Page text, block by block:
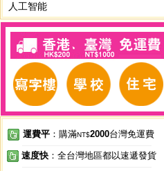
人工智能
運費平 ：購滿NT$2000台灣免運費
速度快 ：全台灣地區都以速遞發貨